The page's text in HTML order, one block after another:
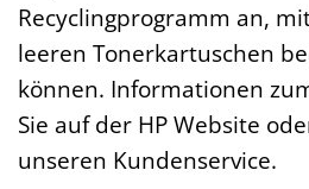
Recyclingprogramm an,
leeren Tonerkartuschen
können. Informationen
Sie auf der HP Website
unseren Kundenservice.